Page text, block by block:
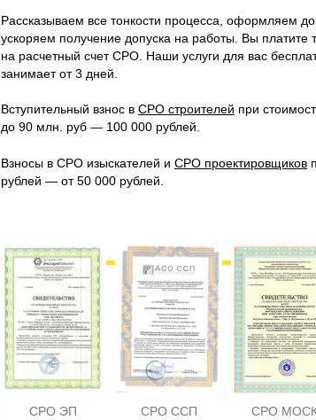
Рассказываем все тонкости процесса, оформляем
ускоряем получение допуска на работы. Вы платите
на расчетный счет СРО. Наши услуги для вас
занимает от 3 дней.
Вступительный взнос в СРО строителей при
до 90 млн. руб — 100 000 рублей.
Взносы в СРО изыскателей и СРО проектировщиков
рублей — от 50 000 рублей.
СРО ЭП СРО ССП СРО